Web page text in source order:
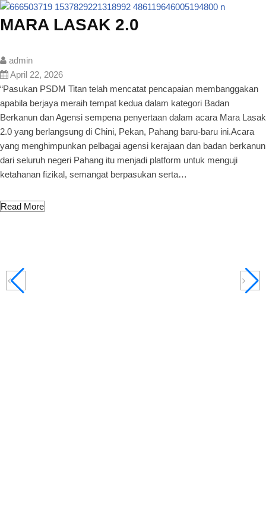
MARA LASAK 2.0
admin
April 22, 2026
“Pasukan PSDM Titan telah mencatat pencapaian membanggakan
apabila berjaya meraih tempat kedua dalam kategori Badan
Berkanun dan Agensi sempena penyertaan dalam acara Mara Lasak
2.0 yang berlangsung di Chini, Pekan, Pahang baru-baru ini.Acara
yang menghimpunkan pelbagai agensi kerajaan dan badan berkanun
dari seluruh negeri Pahang itu menjadi platform untuk menguji
ketahanan fizikal, semangat berpasukan serta…
Read More